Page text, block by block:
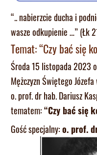
“.. nabierzcie ducha i
wasze odkupienie …” (Łk
Temat: “Czy bać się
Środa 15 listopada 2023
Mężczyzn Świętego
o. prof. dr hab. Dariusz
tematem:“Czy bać się
Gość specjalny:o. prof.